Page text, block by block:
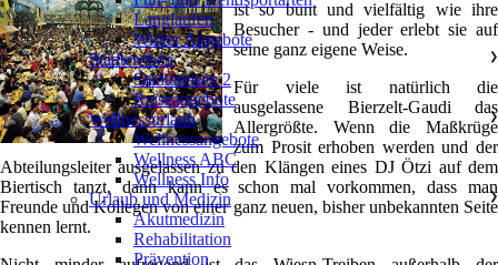
ist so bunt und vielfältig wie ihre
Besucher - und jeder erlebt sie auf
seine ganz eigene Weise.
Für viele ist natürlich die
ausgelassene Bierzelt-Gaudi das
Allergrößte. Wenn die Maßkrüge
zum Prosit erhoben werden und der
Abteilungsleiter ausgelassen zu den Klängen eines DJ Ötzi auf dem
Biertisch tanzt, dann kann es schon mal vorkommen, dass man
Freunde und Kollegen von einer ganz neuen, bisher unbekannten Seite
kennen lernt.
Langlaufen
Winter Angebote
Städtereisen
❯
Städtereisen 2
Reiseangebote
Wellnessurlaub
❯
Wellnessangebote
Wellness ABC
Wellness Info
Urlaub und Medizin
❯
Akutmedizin
Rehabilitation
Prävention